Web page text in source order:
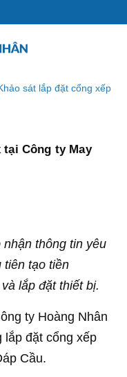
sát lắp đặt cổng xếp
tại Công ty May
thông tin yêu
tiên tạo tiền
lắp đặt thiết bị.
ty Hoàng Nhân
lắp đặt cổng xếp
Cầu.